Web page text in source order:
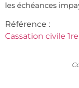
les échéances
Référence :
Cassation civile